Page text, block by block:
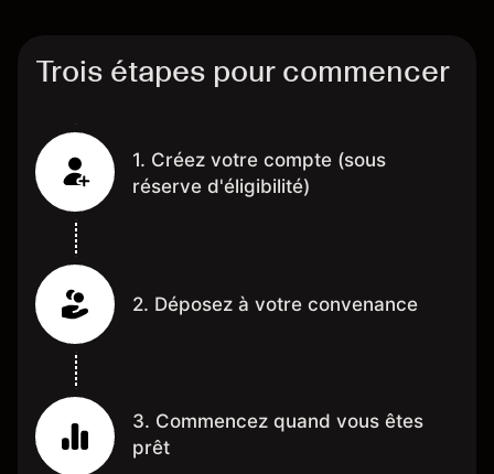
Trois étapes pour commencer
1. Créez votre compte (sous
réserve d'éligibilité)
2. Déposez à votre convenance
3. Commencez quand vous êtes
prêt